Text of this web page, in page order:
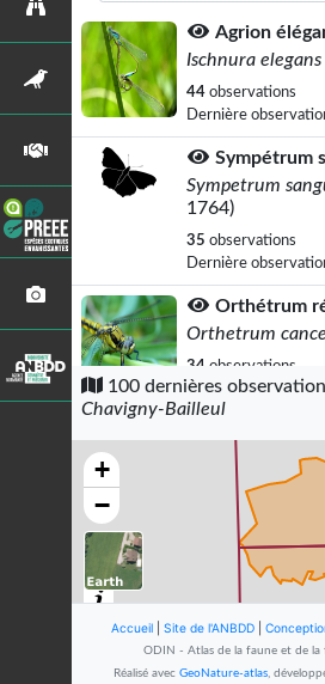
Agrion
Ischnura elegans
44 observations
Dernière
Sympétrum
Sympetrum
1764)
35 observations
Dernière
Orthétrum
Orthetrum
34 observations
Dernière
Enallagma
observations
Dernière
Anax
Anax imperator
observations
100 dernières
Chavigny-Bailleul
+
−
Accueil Site de l'ANBDD
ODIN - Atlas de la faune et de
Réalisé avec GeoNature-atlas,